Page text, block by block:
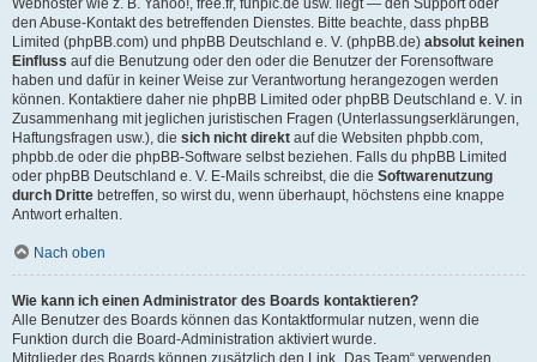
Webhoster wie z. B. Yahoo!, free.fr, funpic.de usw. liegt — den Support oder
den Abuse-Kontakt des betreffenden Dienstes. Bitte beachte, dass phpBB
Limited (phpBB.com) und phpBB Deutschland e. V. (phpBB.de) absolut keinen
Einfluss auf die Benutzung oder den oder die Benutzer der Forensoftware
haben und dafür in keiner Weise zur Verantwortung herangezogen werden
können. Kontaktiere daher nie phpBB Limited oder phpBB Deutschland e. V. in
Zusammenhang mit jeglichen juristischen Fragen (Unterlassungserklärungen,
Haftungsfragen usw.), die sich nicht direkt auf die Websiten phpbb.com,
phpbb.de oder die phpBB-Software selbst beziehen. Falls du phpBB Limited
oder phpBB Deutschland e. V. E-Mails schreibst, die die Softwarenutzung
durch Dritte betreffen, so wirst du, wenn überhaupt, höchstens eine knappe
Antwort erhalten.
Nach oben
Wie kann ich einen Administrator des Boards kontaktieren?
Alle Benutzer des Boards können das Kontaktformular nutzen, wenn die
Funktion durch die Board-Administration aktiviert wurde.
Mitglieder des Boards können zusätzlich den Link „Das Team“ verwenden.